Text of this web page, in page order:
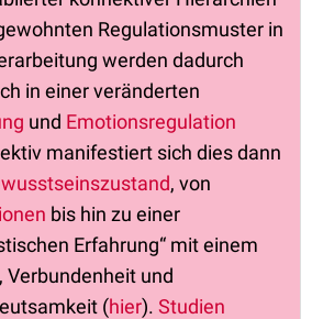
Regulationsmuster in
werden dadurch
in einer veränderten
und Emotionsregulation
manifestiert sich dies dann
, von
bis hin zu einer
Erfahrung“ mit einem
Verbundenheit und
(hier). Studien